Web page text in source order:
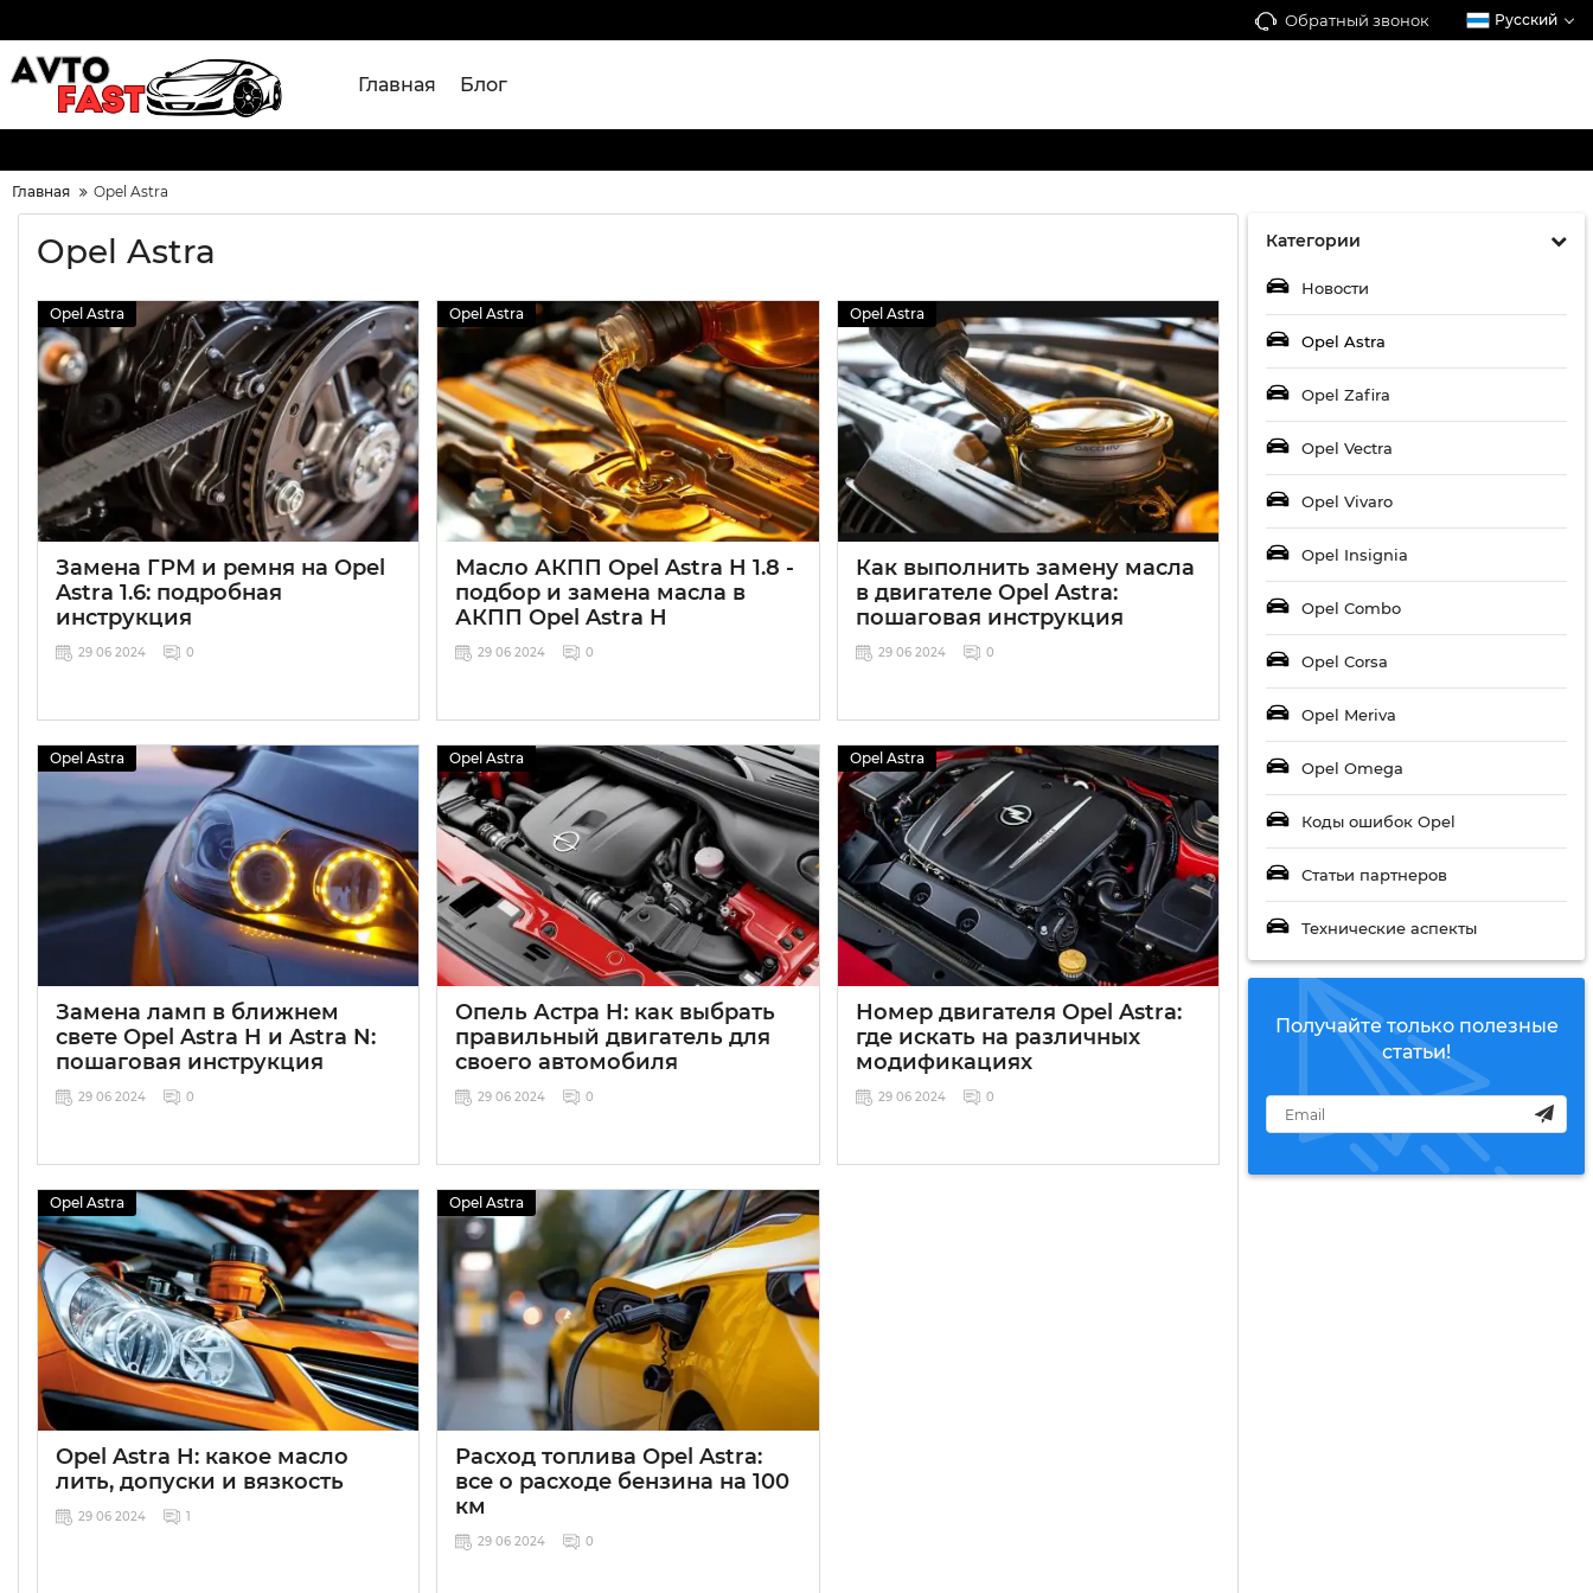
Обратный звонок Русский
Главная Блог
Главная Opel Astra
Категории
Новости
Opel Astra
Opel Zafira
Opel Vectra
Opel Vivaro
Opel Insignia
Opel Combo
Opel Corsa
Opel Meriva
Opel Omega
Коды ошибок Opel
Статьи партнеров
Технические аспекты
Получайте только полезные
статьи!
Opel Astra
Opel Astra
Замена ГРМ и ремня на Opel
Astra 1.6: подробная
инструкция
29 06 2024 0
Opel Astra
Масло АКПП Opel Astra H 1.8 -
подбор и замена масла в
АКПП Opel Astra H
29 06 2024 0
Opel Astra
Как выполнить замену масла
в двигателе Opel Astra:
пошаговая инструкция
29 06 2024 0
Opel Astra
Замена ламп в ближнем
свете Opel Astra H и Astra N:
пошаговая инструкция
29 06 2024 0
Opel Astra
Опель Астра H: как выбрать
правильный двигатель для
своего автомобиля
29 06 2024 0
Opel Astra
Номер двигателя Opel Astra:
где искать на различных
модификациях
29 06 2024 0
Opel Astra
Opel Astra H: какое масло
лить, допуски и вязкость
29 06 2024 1
Opel Astra
Расход топлива Opel Astra:
все о расходе бензина на 100
км
29 06 2024 0